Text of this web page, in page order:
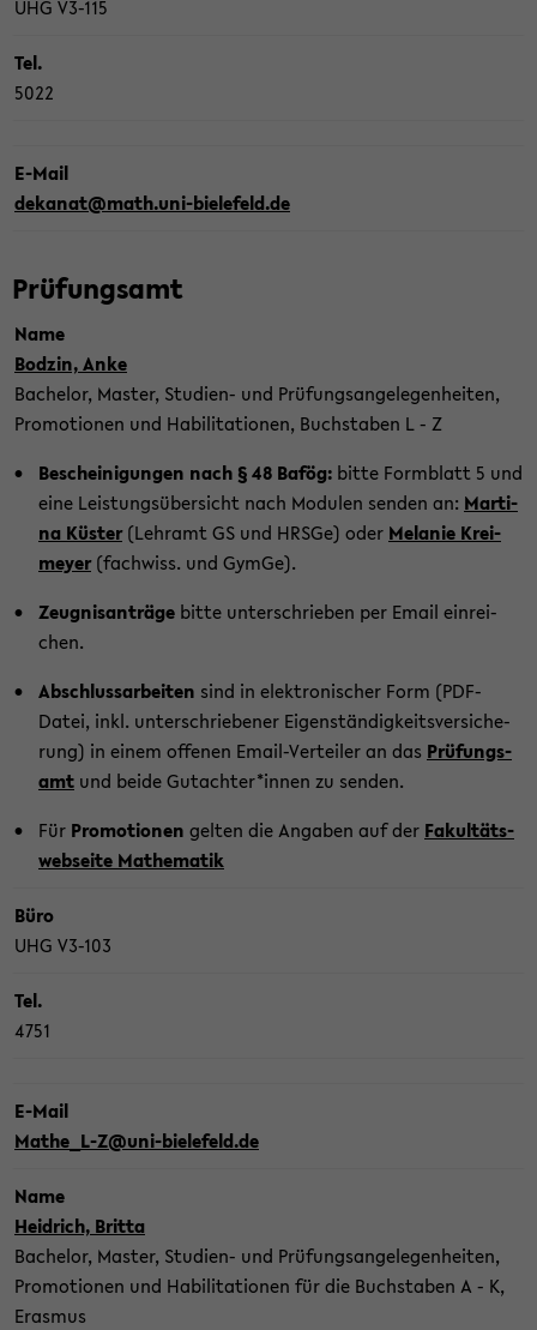
UHG V3-​115
Tel.
5022
E-​Mail
de­ka­nat@math.uni-​bielefeld.de
Prü­fungs­amt
Name
Bod­zin, Anke
Ba­che­lor, Mas­ter, Studien-​ und Prü­fungs­an­ge­le­gen­hei­ten,
Pro­mo­tio­nen und Ha­bi­li­ta­tio­nen, Buch­sta­ben L - Z
Be­schei­ni­gun­gen nach § 48 Bafög: bitte Form­blatt 5 und
eine Leis­tungs­über­sicht nach Mo­du­len sen­den an: Mar­ti­
na Küs­ter(Lehr­amt GS und HRSGe) oder Me­la­nie Krei­
mey­er(fach­wiss. und GymGe).
Zeug­nis­an­trä­ge bitte un­ter­schrie­ben per Email ein­rei­
chen.
Ab­schluss­ar­bei­ten sind in elek­tro­ni­scher Form (PDF-​
Datei, inkl. un­ter­schrie­be­ner Ei­gen­stän­dig­keits­ver­si­che­
rung) in einem of­fe­nen Email-​Verteiler an das Prü­fungs­
amt und beide Gut­ach­ter*innen zu sen­den.
Für Pro­mo­tio­nen gel­ten die An­ga­ben auf der Fa­kul­täts­
web­sei­te Ma­the­ma­tik
Büro
UHG V3-​103
Tel.
4751
E-​Mail
Mathe_L-​Z@uni-​bielefeld.de
Name
Heid­rich, Brit­ta
Ba­che­lor, Mas­ter, Studien-​ und Prü­fungs­an­ge­le­gen­hei­ten,
Pro­mo­tio­nen und Ha­bi­li­ta­tio­nen für die Buch­sta­ben A - K,
Eras­mus